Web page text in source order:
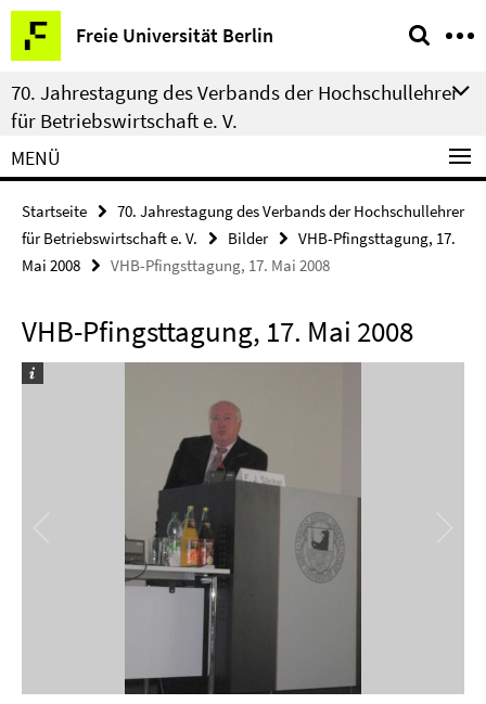
Springe
direkt
zu
Inhalt
Freie Universität Berlin
Service-
Navigation
70. Jahrestagung des Verbands der Hochschullehrer
für Betriebswirtschaft e. V.
MENÜ
Startseite
70. Jahrestagung des Verbands der Hochschullehrer
für Betriebswirtschaft e. V.
Bilder
VHB-Pfingsttagung, 17.
Mai 2008
VHB-Pfingsttagung, 17. Mai 2008
VHB-Pfingsttagung, 17. Mai 2008